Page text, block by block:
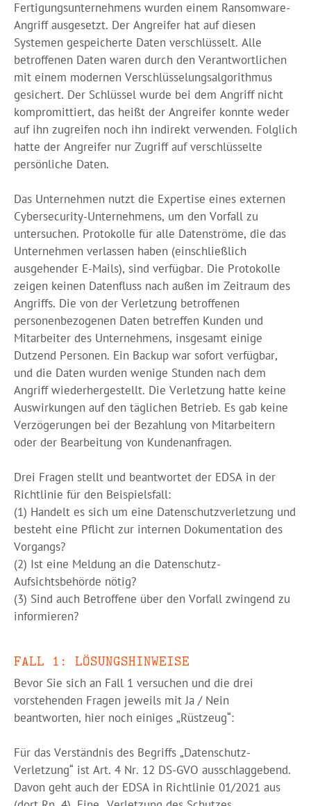
Fertigungsunternehmens wurden einem Ransomware-
Angriff ausgesetzt. Der Angreifer hat auf diesen
Systemen gespeicherte Daten verschlüsselt. Alle
betroffenen Daten waren durch den Verantwortlichen
mit einem modernen Verschlüsselungsalgorithmus
gesichert. Der Schlüssel wurde bei dem Angriff nicht
kompromittiert, das heißt der Angreifer konnte weder
auf ihn zugreifen noch ihn indirekt verwenden. Folglich
hatte der Angreifer nur Zugriff auf verschlüsselte
persönliche Daten.
Das Unternehmen nutzt die Expertise eines externen
Cybersecurity-Unternehmens, um den Vorfall zu
untersuchen. Protokolle für alle Datenströme, die das
Unternehmen verlassen haben (einschließlich
ausgehender E-Mails), sind verfügbar. Die Protokolle
zeigen keinen Datenfluss nach außen im Zeitraum des
Angriffs. Die von der Verletzung betroffenen
personenbezogenen Daten betreffen Kunden und
Mitarbeiter des Unternehmens, insgesamt einige
Dutzend Personen. Ein Backup war sofort verfügbar,
und die Daten wurden wenige Stunden nach dem
Angriff wiederhergestellt. Die Verletzung hatte keine
Auswirkungen auf den täglichen Betrieb. Es gab keine
Verzögerungen bei der Bezahlung von Mitarbeitern
oder der Bearbeitung von Kundenanfragen.
Drei Fragen stellt und beantwortet der EDSA in der
Richtlinie für den Beispielsfall:
(1) Handelt es sich um eine Datenschutzverletzung und
besteht eine Pflicht zur internen Dokumentation des
Vorgangs?
(2) Ist eine Meldung an die Datenschutz-
Aufsichtsbehörde nötig?
(3) Sind auch Betroffene über den Vorfall zwingend zu
informieren?
FALL 1: LÖSUNGSHINWEISE
Bevor Sie sich an Fall 1 versuchen und die drei
vorstehenden Fragen jeweils mit Ja / Nein
beantworten, hier noch einiges „Rüstzeug“:
Für das Verständnis des Begriffs „Datenschutz-
Verletzung“ ist Art. 4 Nr. 12 DS-GVO ausschlaggebend.
Davon geht auch der EDSA in Richtlinie 01/2021 aus